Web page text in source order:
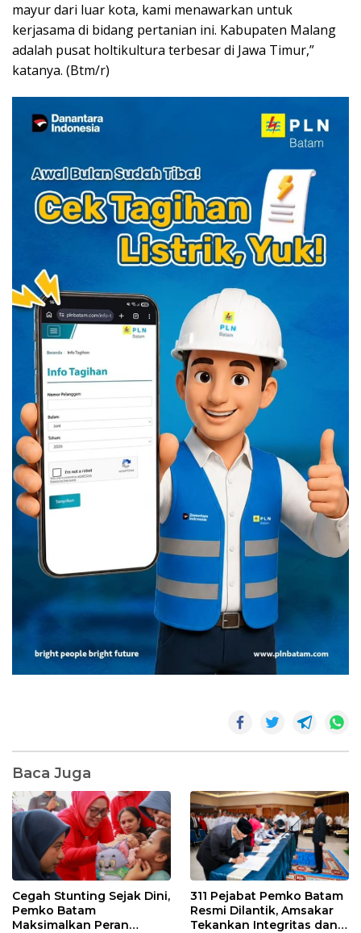
mayur dari luar kota, kami menawarkan untuk
kerjasama di bidang pertanian ini. Kabupaten Malang
adalah pusat holtikultura terbesar di Jawa Timur,”
katanya. (Btm/r)
Baca Juga
Cegah Stunting Sejak Dini,
Pemko Batam
Maksimalkan Peran
311 Pejabat Pemko Batam
Resmi Dilantik, Amsakar
Tekankan Integritas dan